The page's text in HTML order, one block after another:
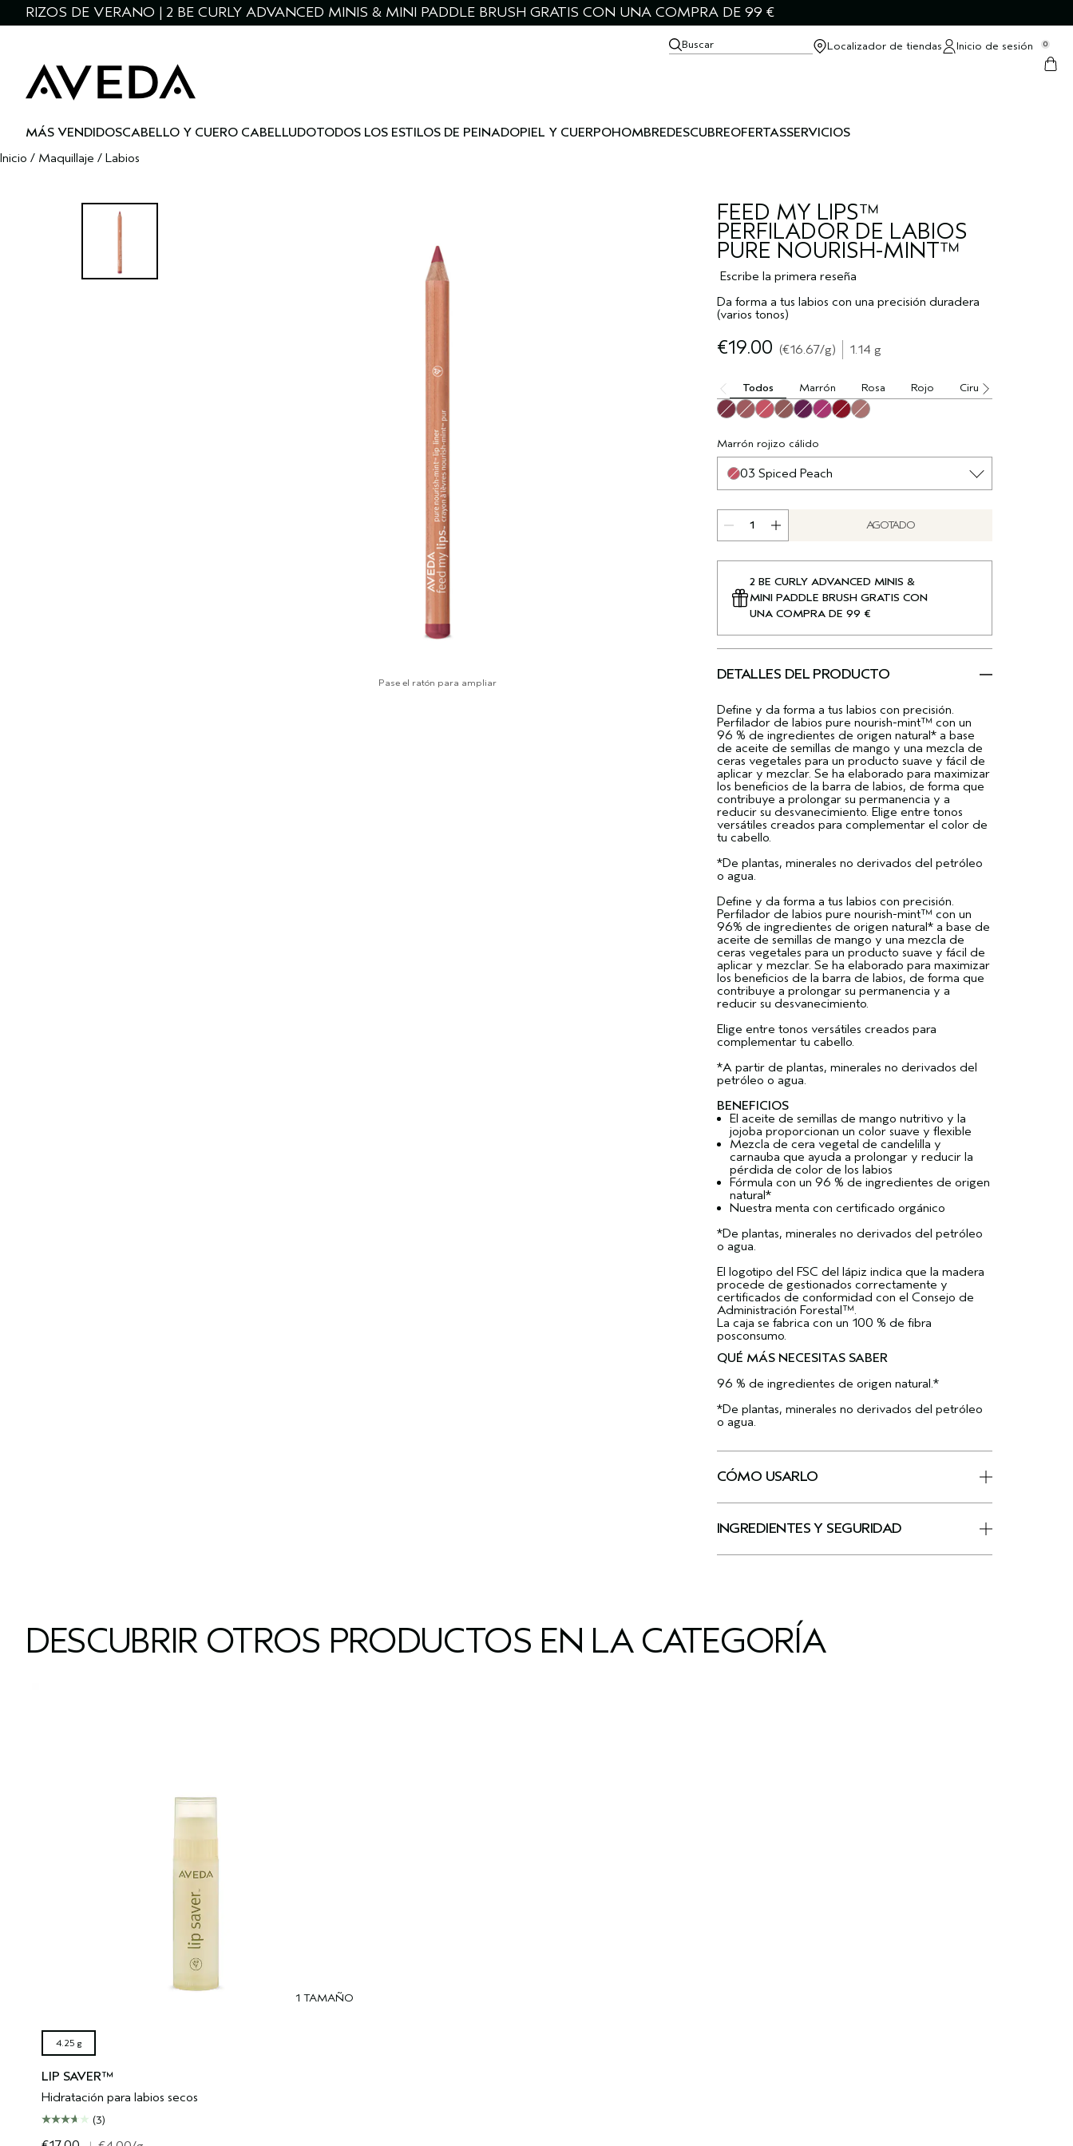
RIZOS DE VERANO | 2 BE CURLY ADVANCED MINIS & MINI PADDLE BRUSH GRATIS CON UNA COMPRA DE 99 €
Buscar Localizador de tiendas Inicio de sesión 0
MÁS VENDIDOSCABELLO Y CUERO CABELLUDOTODOS LOS ESTILOS DE PEINADOPIEL Y CUERPOHOMBREDESCUBREOFERTASSERVICIOS
Inicio / Maquillaje / Labios
FEED MY LIPS™
PERFILADOR DE LABIOS
PURE NOURISH-MINT™
Escribe la primera reseña
Da forma a tus labios con una precisión duradera
(varios tonos)
Pase el ratón para ampliar
€19.00 €16.67/g 1.14 g
Todos Marrón Rosa Rojo Ciruela
Marrón rojizo cálido
03 Spiced Peach
AGOTADO
2 BE CURLY ADVANCED MINIS &
MINI PADDLE BRUSH GRATIS CON
UNA COMPRA DE 99 €
DETALLES DEL PRODUCTO
Define y da forma a tus labios con precisión.
Perfilador de labios pure nourish-mint™ con un
96 % de ingredientes de origen natural* a base
de aceite de semillas de mango y una mezcla de
ceras vegetales para un producto suave y fácil de
aplicar y mezclar. Se ha elaborado para maximizar
los beneficios de la barra de labios, de forma que
contribuye a prolongar su permanencia y a
reducir su desvanecimiento. Elige entre tonos
versátiles creados para complementar el color de
tu cabello.
*De plantas, minerales no derivados del petróleo
o agua.
Define y da forma a tus labios con precisión.
Perfilador de labios pure nourish-mint™ con un
96% de ingredientes de origen natural* a base de
aceite de semillas de mango y una mezcla de
ceras vegetales para un producto suave y fácil de
aplicar y mezclar. Se ha elaborado para maximizar
los beneficios de la barra de labios, de forma que
contribuye a prolongar su permanencia y a
reducir su desvanecimiento.
Elige entre tonos versátiles creados para
complementar tu cabello.
*A partir de plantas, minerales no derivados del
petróleo o agua.
BENEFICIOS
El aceite de semillas de mango nutritivo y la
jojoba proporcionan un color suave y flexible
Mezcla de cera vegetal de candelilla y
carnauba que ayuda a prolongar y reducir la
pérdida de color de los labios
Fórmula con un 96 % de ingredientes de origen
natural*
Nuestra menta con certificado orgánico
*De plantas, minerales no derivados del petróleo
o agua.
El logotipo del FSC del lápiz indica que la madera
procede de gestionados correctamente y
certificados de conformidad con el Consejo de
Administración Forestal™.
La caja se fabrica con un 100 % de fibra
posconsumo.
QUÉ MÁS NECESITAS SABER
96 % de ingredientes de origen natural.*
*De plantas, minerales no derivados del petróleo
o agua.
CÓMO USARLO
INGREDIENTES Y SEGURIDAD
DESCUBRIR OTROS PRODUCTOS EN LA CATEGORÍA
1 TAMAÑO
4.25 g
LIP SAVER™
Hidratación para labios secos
(3)